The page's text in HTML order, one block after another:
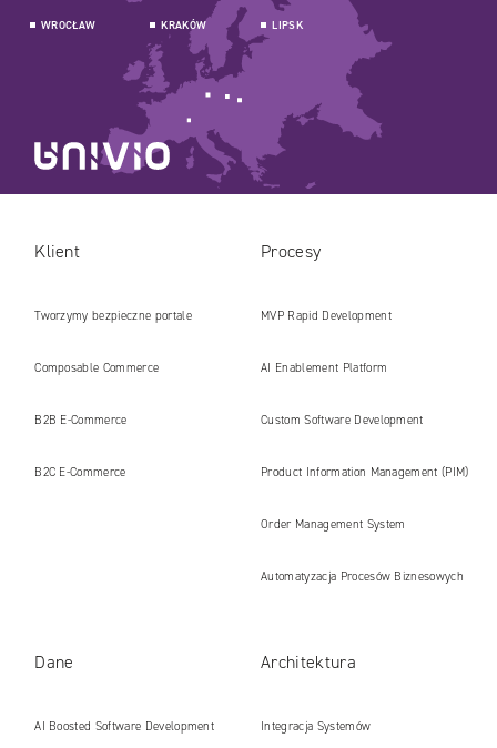
WROCŁAW KRAKÓW LIPSK
Klient
Tworzymy bezpieczne portale
internetowe i platformy gotowe na erę
AI
Composable Commerce
B2B E‑Commerce
B2C E‑Commerce
Procesy
MVP Rapid Development
AI Enablement Platform
Custom Software Development
Product Information Management (PIM)
Order Management System
Automatyzacja Procesów Biznesowych
Dane
AI Boosted Software Development
Architektura
Integracja Systemów